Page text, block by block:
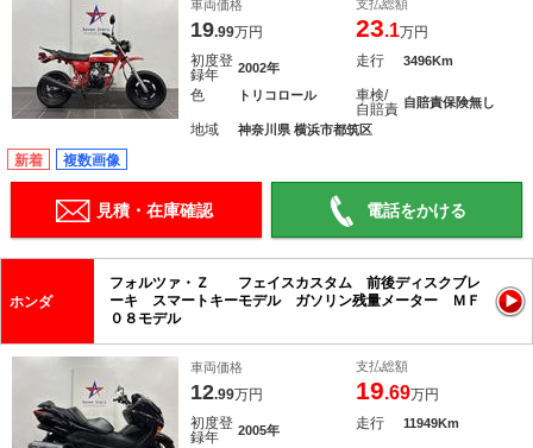
車両価格
19.99万円
支払総額
23.1万円
初度登
録年
2002年 走行 3496Km
色 トリコロール
車検/
自賠責 自賠責保険無し
地域 神奈川県 横浜市都筑区
新着 複数画像
見積・在庫確認 電話をかける
ホンダ
フォルツァ・Ｚ フェイスカスタム 前後ディスクブレ
ーキ スマートキーモデル ガソリン残量メーター ＭＦ
０８モデル
車両価格
12.99万円
支払総額
19.69万円
初度登
録年
2005年 走行 11949Km